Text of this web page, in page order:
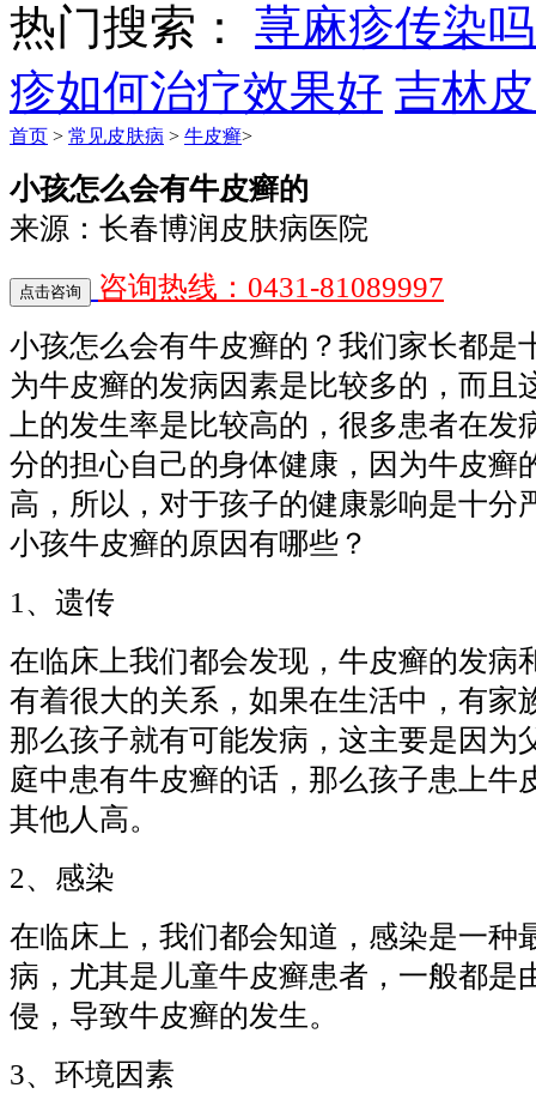
热门搜索： 荨麻疹传染
疹如何治疗效果好 吉林
首页 > 常见皮肤病 > 牛皮癣>
小孩怎么会有牛皮癣的
来源：长春博润皮肤病医院
咨询热线：0431-81089997
小孩怎么会有牛皮癣的？我们家长都是
为牛皮癣的发病因素是比较多的，而且
上的发生率是比较高的，很多患者在发
分的担心自己的身体健康，因为牛皮癣
高，所以，对于孩子的健康影响是十分
小孩牛皮癣的原因有哪些？
1、遗传
在临床上我们都会发现，牛皮癣的发病
有着很大的关系，如果在生活中，有家
那么孩子就有可能发病，这主要是因为
庭中患有牛皮癣的话，那么孩子患上牛
其他人高。
2、感染
在临床上，我们都会知道，感染是一种
病，尤其是儿童牛皮癣患者，一般都是
侵，导致牛皮癣的发生。
3、环境因素